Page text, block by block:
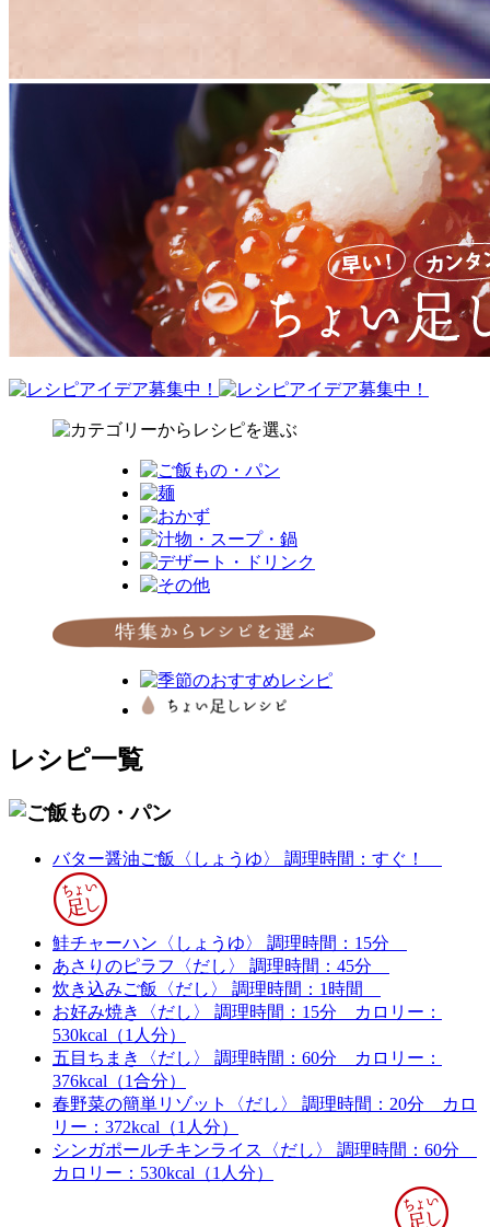
レシピ一覧
バター醤油ご飯〈しょうゆ〉 調理時間：すぐ！
鮭チャーハン〈しょうゆ〉
調理時間：15分
あさりのピラフ〈だし〉
調理時間：45分
炊き込みご飯〈だし〉
調理時間：1時間
お好み焼き〈だし〉
調理時間：15分
カロリー：
530kcal（1人分）
五目ちまき〈だし〉
調理時間：60分
カロリー：
376kcal（1合分）
春野菜の簡単リゾット〈だし〉
調理時間：20分
カロ
リー：372kcal（1人分）
シンガポールチキンライス〈だし〉
調理時間：60分
カロリー：530kcal（1人分）